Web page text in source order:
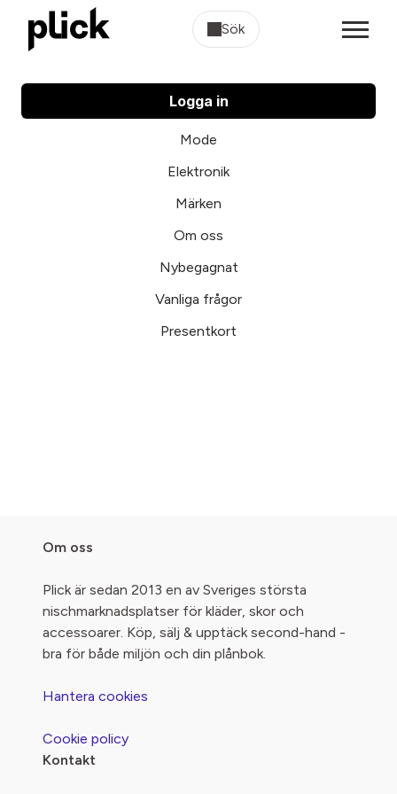
Sök
Logga in
Mode
Elektronik
Märken
Om oss
Nybegagnat
Vanliga frågor
Presentkort
Om oss
Plick är sedan 2013 en av Sveriges största
nischmarknadsplatser för kläder, skor och
accessoarer. Köp, sälj & upptäck second-hand -
bra för både miljön och din plånbok.
Hantera cookies
Cookie policy
Kontakt